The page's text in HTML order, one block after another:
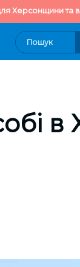
Херсонщини та
в